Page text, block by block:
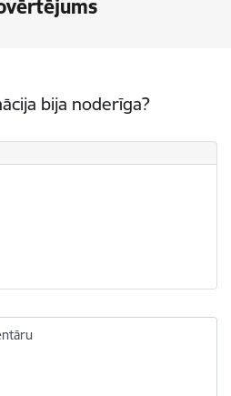
bija noderīga?